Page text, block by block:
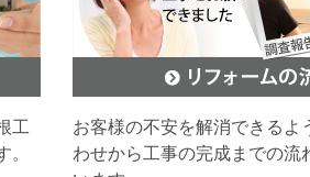
工
。
お客様の不安を解消できるよ
わせから工事の完成までの流